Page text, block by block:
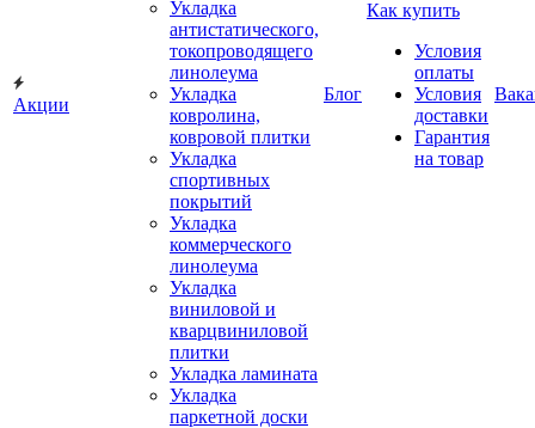
Акции
Укладка
антистатического,
токопроводящего
линолеума
Укладка
ковролина,
ковровой плитки
Укладка
спортивных
покрытий
Укладка
коммерческого
линолеума
Укладка
виниловой и
кварцвиниловой
плитки
Укладка ламината
Укладка
паркетной доски
Блог
Как купить
Условия
оплаты
Условия
доставки
Гарантия
на товар